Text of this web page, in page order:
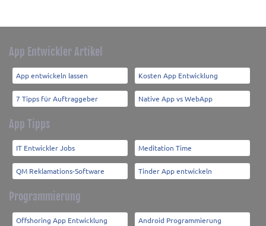
App Entwickler Artikel
App entwickeln lassen Kosten App Entwicklung
7 Tipps für Auftraggeber Native App vs WebApp
App Tipps
IT Entwickler Jobs Meditation Time
QM Reklamations-Software Tinder App entwickeln
Programmierung
Offshoring App Entwicklung Android Programmierung